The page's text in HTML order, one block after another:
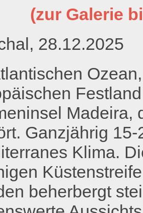
(zur Galerie
28.12.2025
Madeira,
Ganzjährig
Klima.
beherbergt